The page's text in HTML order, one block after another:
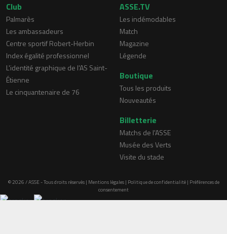
Club
Palmarès
Les ambassadeurs
Centre sportif Robert-Herbin
Index égalité professionnel
L'identité graphique de l'AS Saint-
Étienne
Le cinquantenaire de 76
ASSE.TV
Les indémodables
Match
Magazine
Légende
Boutique
Tous les produits
Nouveautés
Billetterie
Matchs de l'ASSE
Musée des Verts
Visite du stade
© 2026 / ASSE - Tous droits réservés | Mentions légales| Politique de confidentialité| Préférences de
consentement